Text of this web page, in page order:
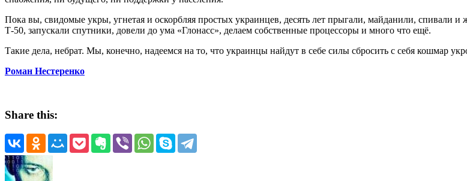
Пока вы, свидомые укры, угнетая и оскорбляя простых украинцев, десять лет прыгали, майданили,
Т-50, запускали спутники, довели до ума «Глонасс», делаем собственные процессоры и много что ещё.
Такие дела, небрат. Мы, конечно, надеемся на то, что украинцы найдут в себе силы сбросить с себя кошмар
Роман Нестеренко
Share this: